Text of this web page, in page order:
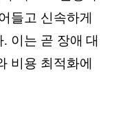
들고 신속하게
이는 곧 장애 대
비용 최적화에